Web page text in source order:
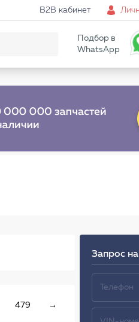
B2B кабинет
Подбор в
WhatsApp
479 →
Запрос